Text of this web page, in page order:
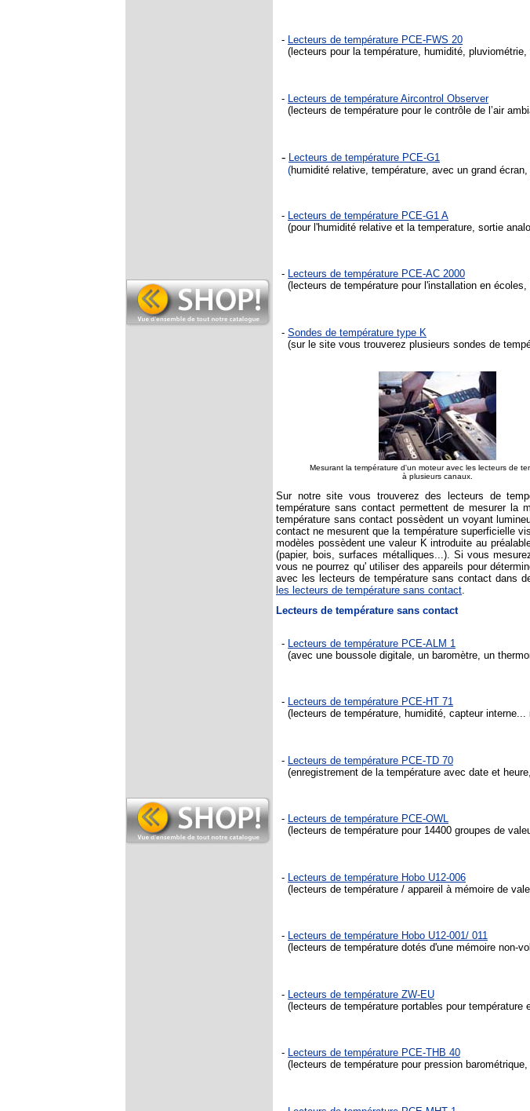
- Lecteurs de température PCE-FWS 20
(lecteurs pour la température, humidité,
- Lecteurs de température Aircontrol Observer
(lecteurs de température pour le contrôle de l’air
- Lecteurs de température PCE-G1
(humidité relative, température, avec un grand
- Lecteurs de température PCE-G1 A
(pour l'humidité relative et la temperature, sortie
- Lecteurs de température PCE-AC 2000
(lecteurs de température pour l'installation en
- Sondes de température type K
(sur le site vous trouverez plusieurs sondes de
Mesurant la température d'un moteur avec les lecteurs de
à plusieurs canaux.
Sur notre site vous trouverez des lecteurs de
température sans contact permettent de mesurer la
température sans contact possèdent un voyant
contact ne mesurent que la température superficielle
modèles possèdent une valeur K introduite au
(papier, bois, surfaces métalliques...). Si vous
vous ne pourrez qu' utiliser des appareils pour
avec les lecteurs de température sans contact dans
les lecteurs de température sans contact.
Lecteurs de température sans contact
- Lecteurs de température PCE-ALM 1
(avec une boussole digitale, un baromètre, un
- Lecteurs de température PCE-HT 71
(lecteurs de température, humidité, capteur interne...
- Lecteurs de température PCE-TD 70
(enregistrement de la température avec date et
- Lecteurs de température PCE-OWL
(lecteurs de température pour 14400 groupes de
- Lecteurs de température Hobo U12-006
(lecteurs de température / appareil à mémoire de
- Lecteurs de température Hobo U12-001/ 011
(lecteurs de température dotés d'une mémoire non-
- Lecteurs de température ZW-EU
(lecteurs de température portables pour
- Lecteurs de température PCE-THB 40
(lecteurs de température pour pression